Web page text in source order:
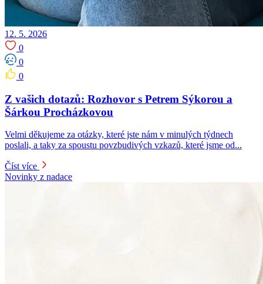
12. 5. 2026
0
0
0
Z vašich dotazů: Rozhovor s Petrem Sýkorou a
Šárkou Procházkovou
Velmi děkujeme za otázky, které jste nám v minulých týdnech
poslali, a taky za spoustu povzbudivých vzkazů, které jsme od...
Číst více
Novinky z nadace